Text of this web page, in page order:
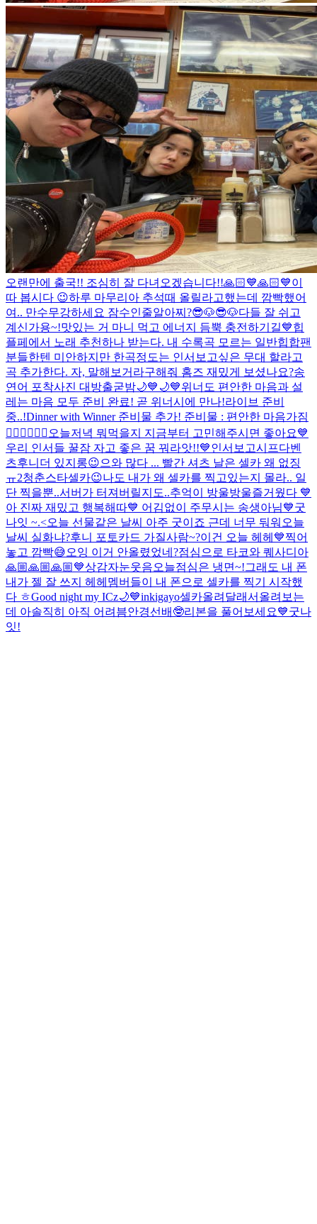
오랜만에 출국!! 조심히 잘 다녀오겠습니다!!🙏🏻💙🙏🏻💙이
따 봅시다 😉하루 마무리 아 추석때 올릴라고했는데 깜빡했어
여.. 만수무강하세요 잠수인줄알아찌?😎🐶😎🐶다들 잘 쉬고
계신가용~!맛있는 거 마니 먹고 에너지 듬뿍 충전하기길💙힙
플페에서 노래 추천하나 받는다. 내 수록곡 모르는 일반힙합팬
분들한텐 미안하지만 한곡정도는 인서보고싶은 무대 할라고
곡 추가한다. 자, 말해보거라구해줘 홈즈 재밌게 보셨나요?송
연어 포착사진 대방출굳밤🌙💙🌙💙위너도 편안한 마음과 설
레는 마음 모두 준비 완료! 곧 위너시에 만나!라이브 준비
중..!Dinner with Winner 준비물 추가! 준비물 : 편안한 마음가짐
👍🏻💙👍🏻🤍 오늘저녁 뭐먹을지 지금부터 고민해주시면 좋아요💙
우리 인서들 꿀잠 자고 좋은 꿈 꿔라앗!!💙인서보고시프다벤
츠후니 더 있지롱😉으와 많다 ... 빨간 셔츠 날은 셀카 왜 없징
ㅠ2청춘스타셀카😉나도 내가 왜 셀카를 찍고있는지 몰라.. 일
단 찍을뿐..서버가 터져버릴지도..추억이 방울방울즐거웠다 💙
아 진짜 재밌고 행복해따💙 어김없이 주무시는 송생아님💙굿
나잇 ~.<오늘 선물같은 날씨 아주 굿이죠 근데 너무 둬워 오늘
날씨 실화냐?후니 포토카드 가질사람~?이건 오늘 헤헤💙찍어
놓고 깜빡😅오잉 이거 안올렸었네?점심으로 타코와 퀘사디아
🙏🏼🙏🏼🙏🏼💙상감자눈웃음오늘점심은 냉면~!그래도 내 폰
내가 젤 잘 쓰지 헤헤 멤버들이 내 폰으로 셀카를 찍기 시작했
다 ㅎGood night my ICz🌙💙inkigayo셀카올려달래서올려보는
데 아솔직히 아직 어려븜안경선배🤓리본을 풀어보세요💙굿나
잇!